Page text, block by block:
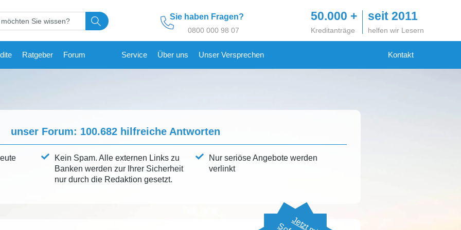
Sie haben Fragen?
0800 000 98 07
50.000 +
Kreditanträge
seit 2011
helfen wir Lesern
Ratgeber Forum Service Über uns Unser Versprechen Kontakt
unser Forum: 100.682hilfreiche Antworten
Kein Spam. Alle externen Links zu
Banken werden zur Ihrer Sicherheit
nur durch die Redaktion gesetzt.
Nur seriöse Angebote werden
verlinkt